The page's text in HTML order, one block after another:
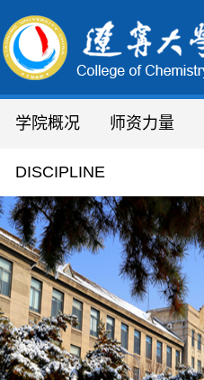
学院概况
学院简介
机构设置
现任领导
领导致辞
联系方式
师资力量
教职员工
教 授
副教授
讲 师
实验技术人员
DISCIPLINE